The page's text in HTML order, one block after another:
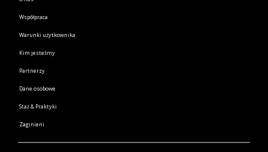
Współpraca
Warunki użytkownika
Kim jesteśmy
Partnerzy
Dane osobowe
Staż & Praktyki
Zaginieni